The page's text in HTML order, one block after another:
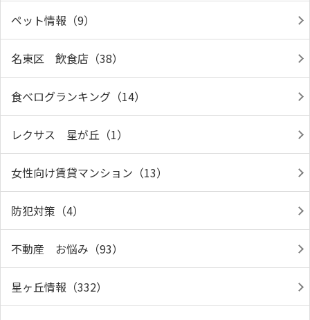
ペット情報（9）
名東区 飲食店（38）
食べログランキング（14）
レクサス 星が丘（1）
女性向け賃貸マンション（13）
防犯対策（4）
不動産 お悩み（93）
星ヶ丘情報（332）